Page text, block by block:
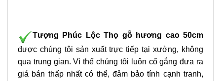
Tượng Phúc Lộc Thọ gỗ hương cao 50cm
được chúng tôi sản xuất trực tiếp tại xưởng, không
qua trung gian. Vì thế chúng tôi luôn cố gắng đưa ra
giá bán thấp nhất có thể, đảm bảo tính cạnh tranh,